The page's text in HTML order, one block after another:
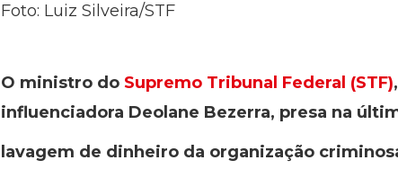
Foto: Luiz Silveira/STF
O ministro do Supremo Tribunal Federal (STF)
influenciadora Deolane Bezerra, presa na
lavagem de dinheiro da organização